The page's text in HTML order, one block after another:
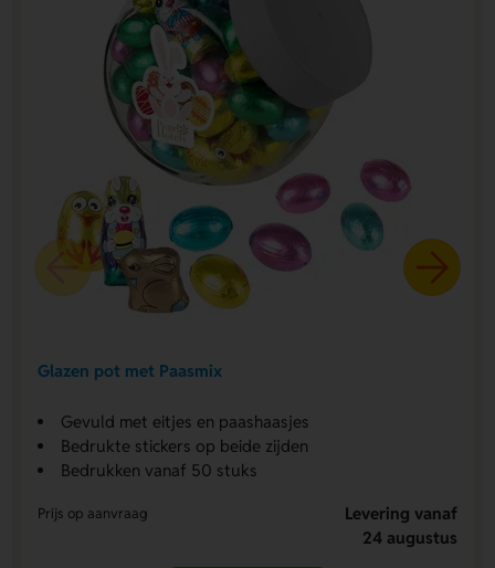
Glazen pot met Paasmix
Gevuld met eitjes en paashaasjes
Bedrukte stickers op beide zijden
Bedrukken vanaf 50 stuks
Prijs op aanvraag
Levering vanaf
24 augustus